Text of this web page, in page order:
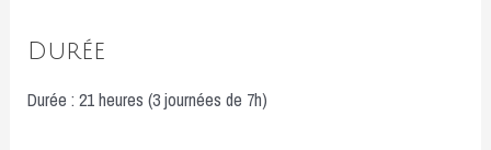
Durée
Durée : 21 heures (3 journées de 7h)